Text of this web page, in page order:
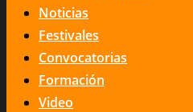
Noticias
Festivales
Convocatorias
Formación
Video